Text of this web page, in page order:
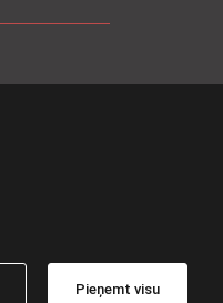
Pieņemt visu